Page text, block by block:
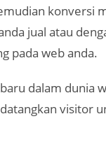
konversi
jual atau
pada web anda.
dalam dunia
visitor